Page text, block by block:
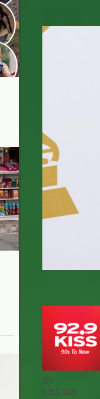
BY
KISS 929